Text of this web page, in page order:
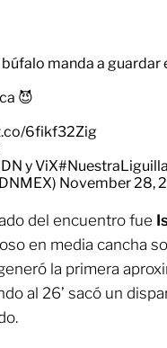
búfalo manda a
😈
6fikf32Zig
y ViX#NuestraLiguilla
November 28,
del encuentro fue
en media cancha
la primera
al 26’ sacó un